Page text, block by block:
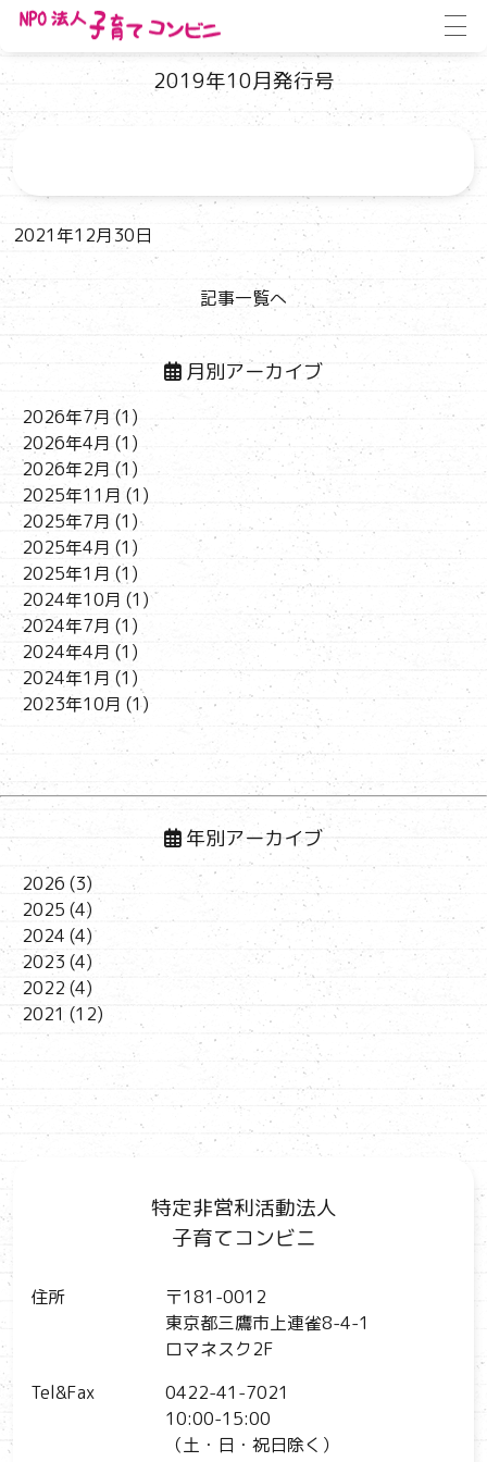
ホーム»子育てコンビニ通信
2019年10月発行号
2021年12月30日
記事一覧へ
月別アーカイブ
2026年7月 (1)
2026年4月 (1)
2026年2月 (1)
2025年11月 (1)
2025年7月 (1)
2025年4月 (1)
2025年1月 (1)
2024年10月 (1)
2024年7月 (1)
2024年4月 (1)
2024年1月 (1)
2023年10月 (1)
年別アーカイブ
2026 (3)
2025 (4)
2024 (4)
2023 (4)
2022 (4)
2021 (12)
特定非営利活動法人
子育てコンビニ
住所
〒181-0012
東京都三鷹市上連雀8-4-1
ロマネスク2F
Tel&Fax
0422-41-7021
10:00-15:00
（土・日・祝日除く）